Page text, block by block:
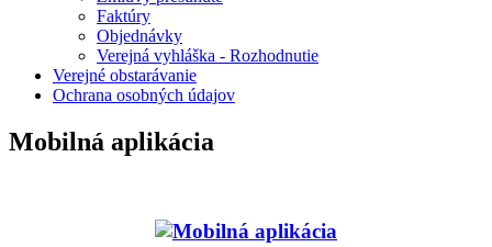
Faktúry
Objednávky
Verejná vyhláška - Rozhodnutie
Verejné obstarávanie
Ochrana osobných údajov
Mobilná aplikácia